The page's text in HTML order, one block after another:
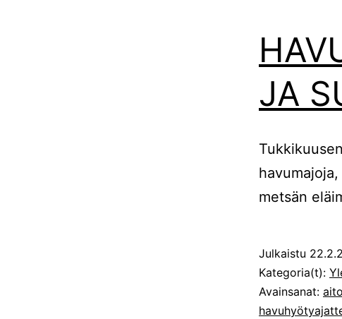
JA
metsän
Julkaistu
Kategoria(t):
Avainsanat: